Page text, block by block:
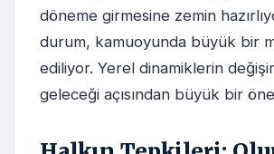
döneme girmesine zemin
durum, kamuoyunda büyük bir
ediliyor. Yerel dinamiklerin
geleceği açısından büyük bir